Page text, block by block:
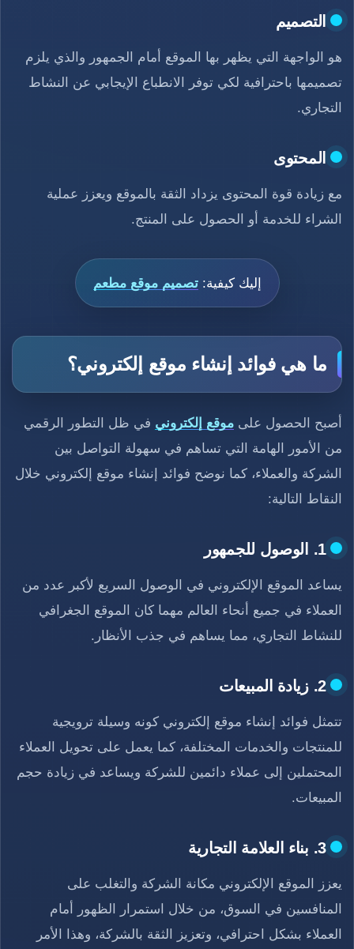
التصميم
هو الواجهة التي يظهر بها الموقع أمام الجمهور والذي يلزم
تصميمها باحترافية لكي توفر الانطباع الإيجابي عن النشاط
التجاري.
المحتوى
مع زيادة قوة المحتوى يزداد الثقة بالموقع ويعزز عملية
الشراء للخدمة أو الحصول على المنتج.
إليك كيفية:تصميم موقع مطعم
ما هي فوائد إنشاء موقع إلكتروني؟
أصبح الحصول على موقع إلكتروني في ظل التطور الرقمي
من الأمور الهامة التي تساهم في سهولة التواصل بين
الشركة والعملاء، كما نوضح فوائد إنشاء موقع إلكتروني خلال
النقاط التالية:
1. الوصول للجمهور
يساعد الموقع الإلكتروني في الوصول السريع لأكبر عدد من
العملاء في جميع أنحاء العالم مهما كان الموقع الجغرافي
للنشاط التجاري، مما يساهم في جذب الأنظار.
2. زيادة المبيعات
تتمثل فوائد إنشاء موقع إلكتروني كونه وسيلة ترويجية
للمنتجات والخدمات المختلفة، كما يعمل على تحويل العملاء
المحتملين إلى عملاء دائمين للشركة ويساعد في زيادة حجم
المبيعات.
3. بناء العلامة التجارية
يعزز الموقع الإلكتروني مكانة الشركة والتغلب على
المنافسين في السوق، من خلال استمرار الظهور أمام
العملاء بشكل احترافي، وتعزيز الثقة بالشركة، وهذا الأمر